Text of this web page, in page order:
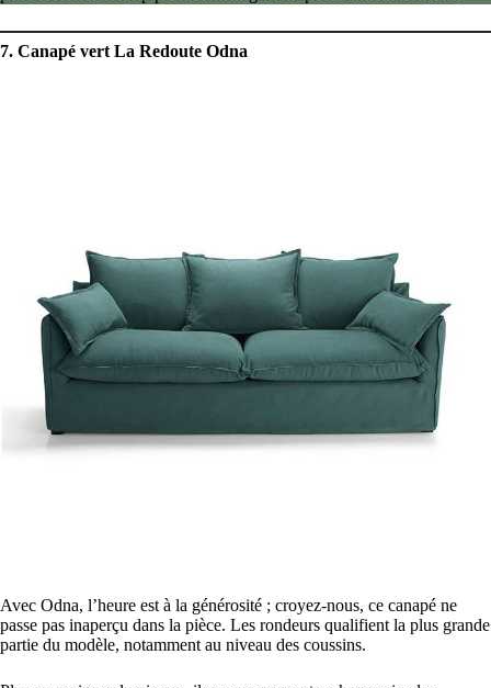
7. Canapé vert La Redoute Odna
Avec Odna, l’heure est à la générosité ; croyez-nous, ce canapé ne
passe pas inaperçu dans la pièce. Les rondeurs qualifient la plus grande
partie du modèle, notamment au niveau des coussins.